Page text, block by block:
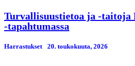
Turvallisuustietoa ja -taitoja
-tapahtumassa
Harrastukset 20. toukokuuta, 2026